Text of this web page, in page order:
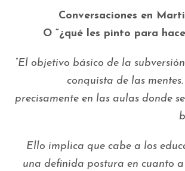
Conversaciones en
O “¿qué les pinto para
“El objetivo básico de la
conquista de las
precisamente en las aulas donde
Ello implica que cabe a los
una definida postura en cuanto